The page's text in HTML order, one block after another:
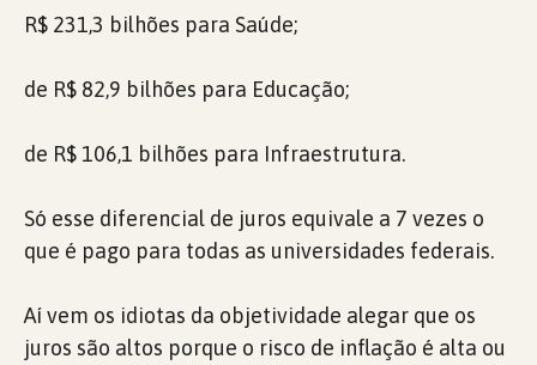
R$ 231,3 bilhões para Saúde;
de R$ 82,9 bilhões para Educação;
de R$ 106,1 bilhões para Infraestrutura.
Só esse diferencial de juros equivale a 7 vezes o
que é pago para todas as universidades federais.
Aí vem os idiotas da objetividade alegar que os
juros são altos porque o risco de inflação é alta ou